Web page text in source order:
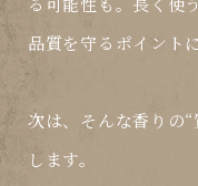
品質を守るポイント
次は、そんな香りの
します。